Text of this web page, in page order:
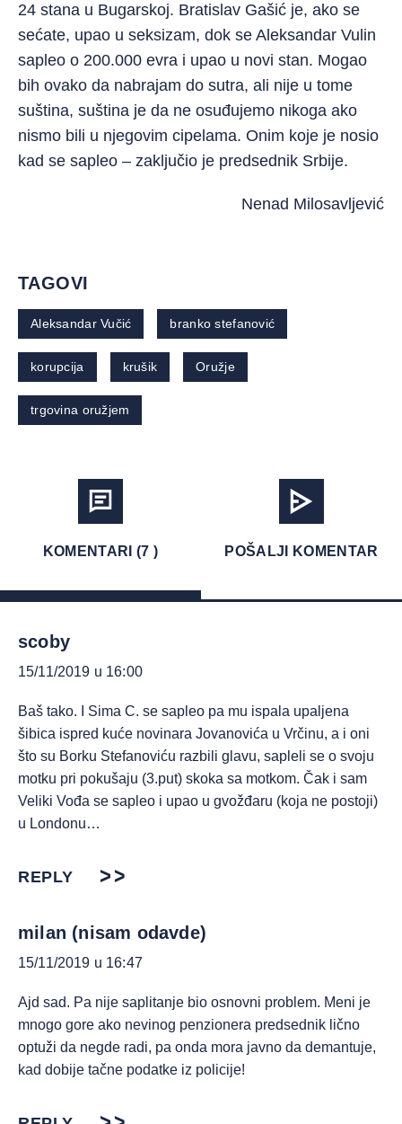
24 stana u Bugarskoj. Bratislav Gašić je, ako se
sećate, upao u seksizam, dok se Aleksandar Vulin
sapleo o 200.000 evra i upao u novi stan. Mogao
bih ovako da nabrajam do sutra, ali nije u tome
suština, suština je da ne osuđujemo nikoga ako
nismo bili u njegovim cipelama. Onim koje je nosio
kad se sapleo – zaključio je predsednik Srbije.
Nenad Milosavljević
TAGOVI
Aleksandar Vučić branko stefanović
korupcija krušik Oružje
trgovina oružjem
KOMENTARI (7 ) POŠALJI KOMENTAR
scoby
15/11/2019 u 16:00
Baš tako. I Sima C. se sapleo pa mu ispala upaljena
šibica ispred kuće novinara Jovanovića u Vrčinu, a i oni
što su Borku Stefanoviću razbili glavu, sapleli se o svoju
motku pri pokušaju (3.put) skoka sa motkom. Čak i sam
Veliki Vođa se sapleo i upao u gvožđaru (koja ne postoji)
u Londonu…
REPLY
milan (nisam odavde)
15/11/2019 u 16:47
Ajd sad. Pa nije saplitanje bio osnovni problem. Meni je
mnogo gore ako nevinog penzionera predsednik lično
optuži da negde radi, pa onda mora javno da demantuje,
kad dobije tačne podatke iz policije!